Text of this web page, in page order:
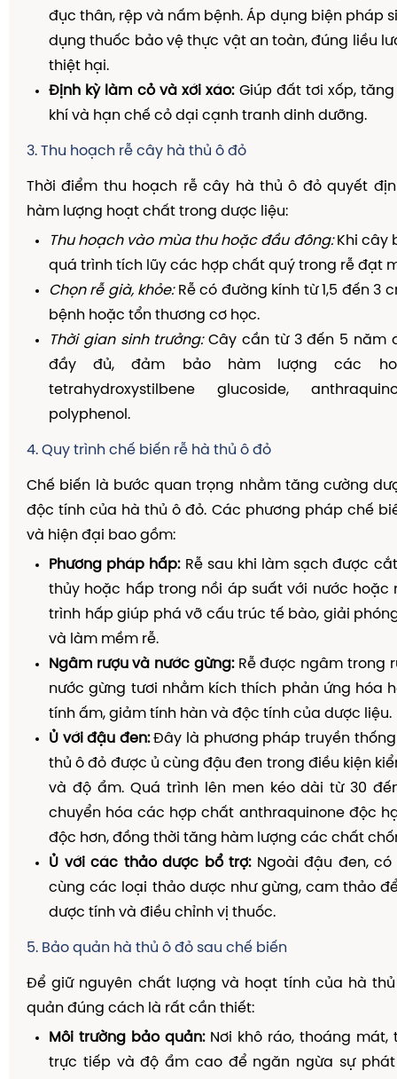
đục thân, rệp và nấm bệnh. Áp dụng biện pháp
dụng thuốc bảo vệ thực vật an toàn, đúng liều
thiệt hại.
Định kỳ làm cỏ và xới xáo:Giúp đất tơi xốp,
khí và hạn chế cỏ dại cạnh tranh dinh dưỡng.
3. Thu hoạch rễ cây hà thủ ô đỏ
Thời điểm thu hoạch rễ cây hà thủ ô đỏ quyết
hàm lượng hoạt chất trong dược liệu:
Thu hoạch vào mùa thu hoặc đầu đông:Khi cây
quá trình tích lũy các hợp chất quý trong rễ đạt
Chọn rễ già, khỏe:Rễ có đường kính từ 1,5 đến 3
bệnh hoặc tổn thương cơ học.
Thời gian sinh trưởng:Cây cần từ 3 đến 5 năm
đầy đủ, đảm bảo hàm lượng các
tetrahydroxystilbene glucoside,
polyphenol.
4. Quy trình chế biến rễ hà thủ ô đỏ
Chế biến là bước quan trọng nhằm tăng cường
độc tính của hà thủ ô đỏ. Các phương pháp chế
và hiện đại bao gồm:
Phương pháp hấp:Rễ sau khi làm sạch được
thủy hoặc hấp trong nồi áp suất với nước hoặc
trình hấp giúp phá vỡ cấu trúc tế bào, giải
và làm mềm rễ.
Ngâm rượu và nước gừng:Rễ được ngâm trong
nước gừng tươi nhằm kích thích phản ứng hóa
tính ấm, giảm tính hàn và độc tính của dược liệu.
Ủ với đậu đen:Đây là phương pháp truyền thống
thủ ô đỏ được ủ cùng đậu đen trong điều kiện
và độ ẩm. Quá trình lên men kéo dài từ 30
chuyển hóa các hợp chất anthraquinone độc
độc hơn, đồng thời tăng hàm lượng các chất
Ủ với các thảo dược bổ trợ:Ngoài đậu đen, có
cùng các loại thảo dược như gừng, cam thảo
dược tính và điều chỉnh vị thuốc.
5. Bảo quản hà thủ ô đỏ sau chế biến
Để giữ nguyên chất lượng và hoạt tính của hà
quản đúng cách là rất cần thiết:
Môi trường bảo quản:Nơi khô ráo, thoáng mát,
trực tiếp và độ ẩm cao để ngăn ngừa sự